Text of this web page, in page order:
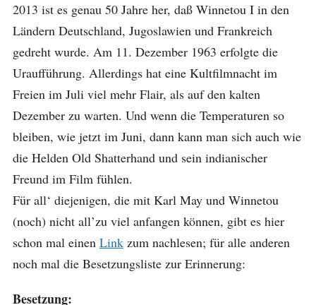
2013 ist es genau 50 Jahre her, daß Winnetou I in den
Ländern Deutschland, Jugoslawien und Frankreich
gedreht wurde. Am 11. Dezember 1963 erfolgte die
Uraufführung. Allerdings hat eine Kultfilmnacht im
Freien im Juli viel mehr Flair, als auf den kalten
Dezember zu warten. Und wenn die Temperaturen so
bleiben, wie jetzt im Juni, dann kann man sich auch wie
die Helden Old Shatterhand und sein indianischer
Freund im Film fühlen.
Für all‘ diejenigen, die mit Karl May und Winnetou
(noch) nicht all’zu viel anfangen können, gibt es hier
schon mal einen Linkzum nachlesen; für alle anderen
noch mal die Besetzungsliste zur Erinnerung:
Besetzung: